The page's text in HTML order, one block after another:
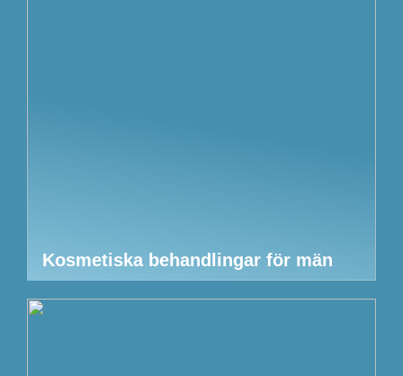
Kosmetiska behandlingar för män